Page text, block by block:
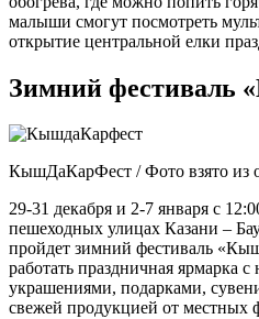
малыши смогут посмотреть
открытие центральной елки
Зимний фестиваль
КышДаКарФест / Фото взято из
29-31 декабря и 2-7 января с
пешеходных улицах Казани –
пройдет зимний фестиваль
работать праздничная ярмарка
украшениями, подарками,
свежей продукцией от местных